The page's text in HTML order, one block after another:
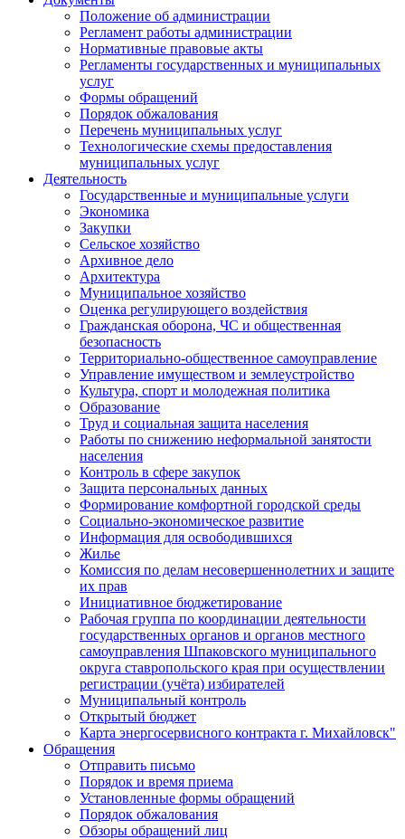
Положение об администрации
Регламент работы администрации
Нормативные правовые акты
Регламенты государственных и муниципальных
услуг
Формы обращений
Порядок обжалования
Перечень муниципальных услуг
Технологические схемы предоставления
муниципальных услуг
Деятельность
Государственные и муниципальные услуги
Экономика
Закупки
Сельское хозяйство
Архивное дело
Архитектура
Муниципальное хозяйство
Оценка регулирующего воздействия
Гражданская оборона, ЧС и общественная
безопасность
Территориально-общественное самоуправление
Управление имуществом и землеустройство
Культура, спорт и молодежная политика
Образование
Труд и социальная защита населения
Работы по снижению неформальной занятости
населения
Контроль в сфере закупок
Защита персональных данных
Формирование комфортной городской среды
Социально-экономическое развитие
Информация для освободившихся
Жилье
Комиссия по делам несовершеннолетних и защите
их прав
Инициативное бюджетирование
Рабочая группа по координации деятельности
государственных органов и органов местного
самоуправления Шпаковского муниципального
округа ставропольского края при осуществлении
регистрации (учёта) избирателей
Муниципальный контроль
Открытый бюджет
Карта энергосервисного контракта г. Михайловск"
Обращения
Отправить письмо
Порядок и время приема
Установленные формы обращений
Порядок обжалования
Обзоры обращений лиц